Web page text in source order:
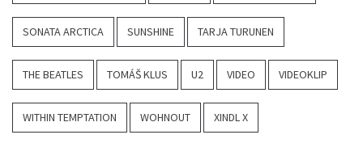
SONATA ARCTICA SUNSHINE TARJA TURUNEN
THE BEATLES TOMÁŠ KLUS U2 VIDEO VIDEOKLIP
WITHIN TEMPTATION WOHNOUT XINDL X